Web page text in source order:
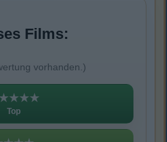
Films:
vorhanden.)
Top